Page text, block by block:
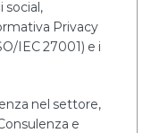
social,
Privacy
IEC 27001) e i
nel settore,
e